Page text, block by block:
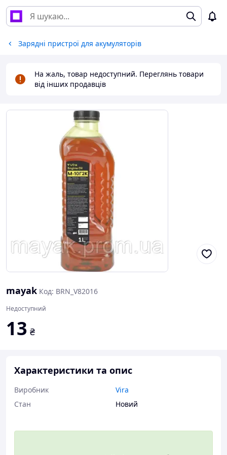
Зарядні пристрої для акумуляторів
На жаль, товар недоступний. Переглянь товари
від інших продавців
mayak Код: BRN_V82016
Недоступний
13 ₴
Характеристики та опис
Виробник
Vira
Стан
Новий